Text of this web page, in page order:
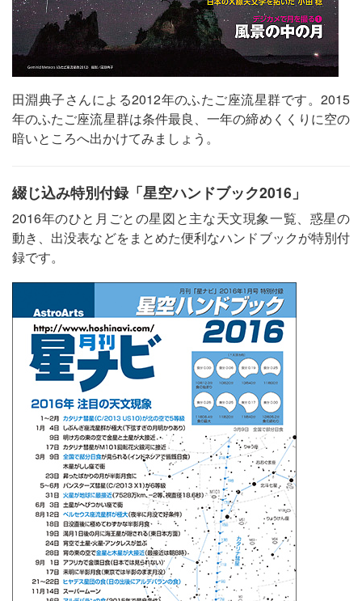
田淵典子さんによる2012年のふたご座流星群です。2015
年のふたご座流星群は条件最良、一年の締めくくりに空の
暗いところへ出かけてみましょう。
綴じ込み特別付録「星空ハンドブック2016」
2016年のひと月ごとの星図と主な天文現象一覧、惑星の
動き、出没表などをまとめた便利なハンドブックが特別付
録です。